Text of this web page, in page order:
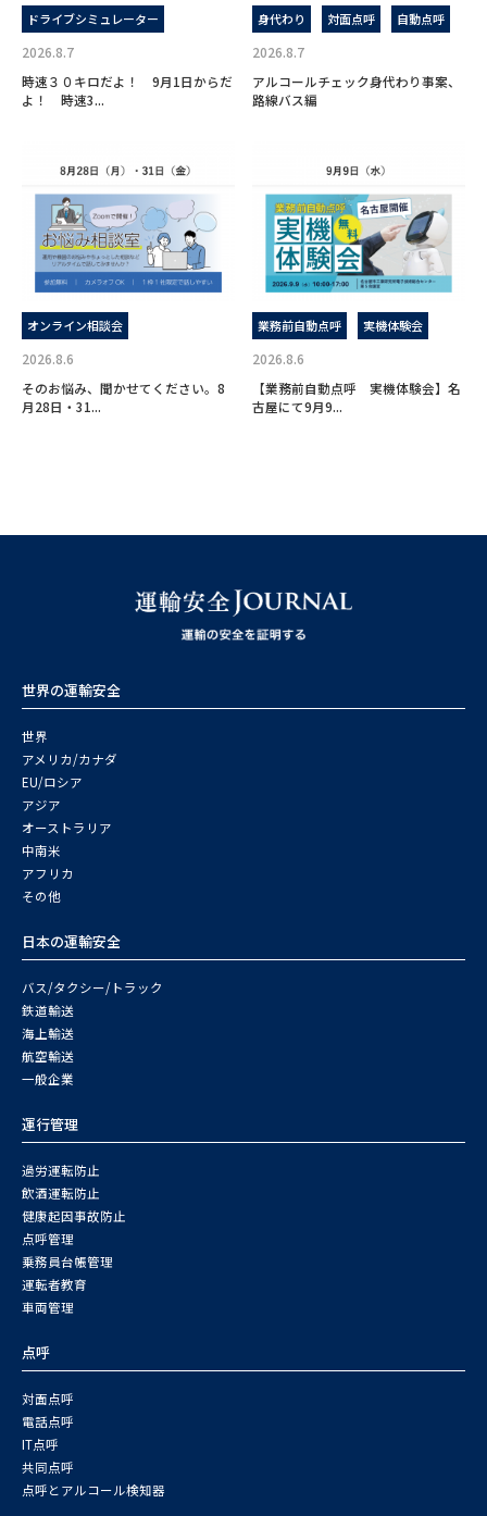
ドライブシミュレーター
2026.8.7
時速３０キロだよ！ 9月1日からだ
よ！ 時速3...
身代わり 対面点呼 自動点呼
2026.8.7
アルコールチェック身代わり事案、
路線バス編
オンライン相談会
2026.8.6
そのお悩み、聞かせてください。8
月28日・31...
業務前自動点呼 実機体験会
2026.8.6
【業務前自動点呼 実機体験会】名
古屋にて9月9...
世界の運輸安全
世界
アメリカ/カナダ
EU/ロシア
アジア
オーストラリア
中南米
アフリカ
その他
日本の運輸安全
バス/タクシー/トラック
鉄道輸送
海上輸送
航空輸送
一般企業
運行管理
過労運転防止
飲酒運転防止
健康起因事故防止
点呼管理
乗務員台帳管理
運転者教育
車両管理
点呼
対面点呼
電話点呼
IT点呼
共同点呼
点呼とアルコール検知器